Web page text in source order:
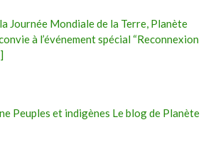
Journée Mondiale de la Terre, Planète
à l’événement spécial “Reconnexion
Peuples et indigènes Le blog de Planète